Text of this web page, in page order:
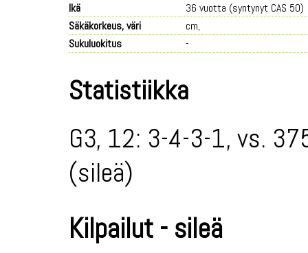
Ikä
36 vuotta (syntynyt CAS 50)
Säkäkorkeus, väri
cm,
Sukuluokitus
-
Statistiikka
G3, 12: 3-4-3-1, vs.
(sileä)
Kilpailut - sileä